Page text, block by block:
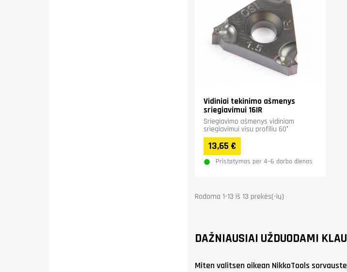
Vidiniai tekinimo ašmenys
sriegiavimui 16IR
Sriegiavimo ašmenys vidiniam
sriegiavimui visu profiliu 60°
13,65 €
Pristatymas per 4–6 darbo dienas
Rodoma 1-13 iš 13 prekės(-ių)
DAŽNIAUSIAI UŽDUODAMI
Miten valitsen oikean NikkoTools